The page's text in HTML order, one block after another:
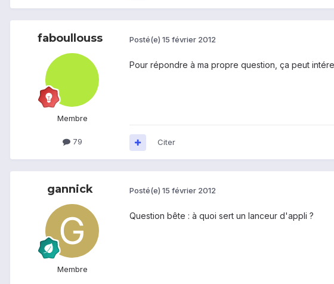
faboullouss
Membre
79
Posté(e) 15 février 2012
Pour répondre à ma propre question, ça peut
Citer
gannick
Membre
Posté(e) 15 février 2012
Question bête : à quoi sert un lanceur d'appli ?